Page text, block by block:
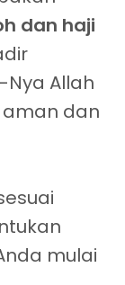
dan haji
Allah
dan
mulai